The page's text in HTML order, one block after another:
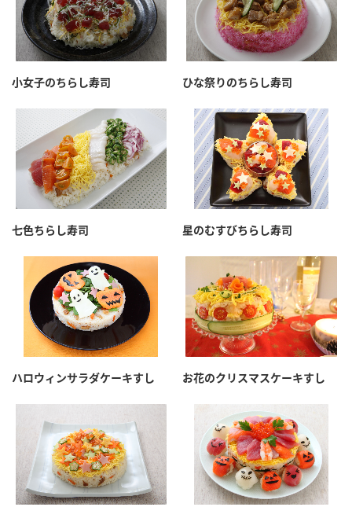
小女子のちらし寿司 ひな祭りのちらし寿司
七色ちらし寿司 星のむすびちらし寿司
ハロウィンサラダケーキすし お花のクリスマスケーキすし